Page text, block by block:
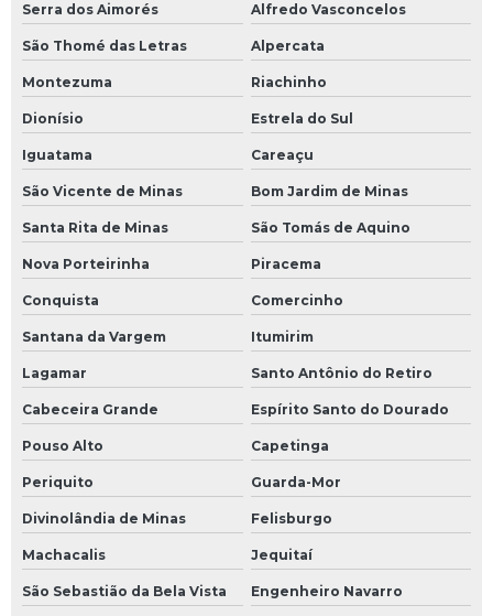
Serra dos Aimorés Alfredo Vasconcelos
São Thomé das Letras Alpercata
Montezuma Riachinho
Dionísio Estrela do Sul
Iguatama Careaçu
São Vicente de Minas Bom Jardim de Minas
Santa Rita de Minas São Tomás de Aquino
Nova Porteirinha Piracema
Conquista Comercinho
Santana da Vargem Itumirim
Lagamar Santo Antônio do Retiro
Cabeceira Grande Espírito Santo do Dourado
Pouso Alto Capetinga
Periquito Guarda-Mor
Divinolândia de Minas Felisburgo
Machacalis Jequitaí
São Sebastião da Bela Vista Engenheiro Navarro